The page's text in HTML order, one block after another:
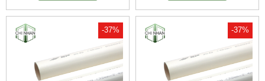
-37% -37%